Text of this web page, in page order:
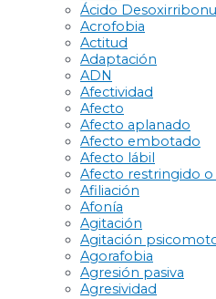
Ácido
Acrofobia
Actitud
Adaptación
ADN
Afectividad
Afecto
Afecto aplanado
Afecto embotado
Afecto lábil
Afecto restringido
Afiliación
Afonía
Agitación
Agitación
Agorafobia
Agresión pasiva
Agresividad